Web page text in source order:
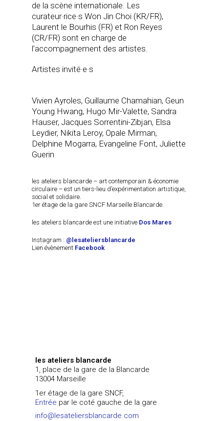
de la scène internationale. Les
curateur·rice·s Won Jin Choi (KR/FR),
Laurent le Bourhis (FR) et Ron Reyes
(CR/FR) sont en charge de
l’accompagnement des artistes.
Artistes invité·e·s
Vivien Ayroles, Guillaume Chamahian, Geun
Young Hwang, Hugo Mir-Valette, Sandra
Hauser, Jacques Sorrentini-Zibjan, Elsa
Leydier, Nikita Leroy, Opale Mirman,
Delphine Mogarra, Evangeline Font, Juliette
Guerin
les ateliers blancarde – art contemporain & économie
circulaire – est un tiers-lieu d’expérimentation artistique,
social et solidaire.
1er étage de la gare SNCF Marseille Blancarde.
les ateliers blancarde est une initiative Dos Mares
Instagram : @lesateliersblancarde
Lien évènement Facebook
les ateliers blancarde
1, place de la gare de la Blancarde
13004 Marseille
1er étage de la gare SNCF,
Entrée par le coté gauche de la gare
info@lesateliersblancarde.com